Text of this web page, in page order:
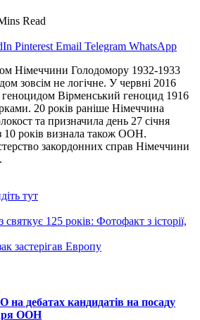
Read
Pinterest Email Telegram WhatsApp
Німеччини Голодомору 1932-1933
зовсім не логічне. У червні 2016
геноцидом Вірменський геноцид 1916
20 років раніше Німеччина
та призначила день 27 січня
10 років визнала також ООН.
закордонних справ Німеччини
тут
125 років: Фотофакт з історії,
застерігав Европу
дебатах кандидатів на посаду
ООН